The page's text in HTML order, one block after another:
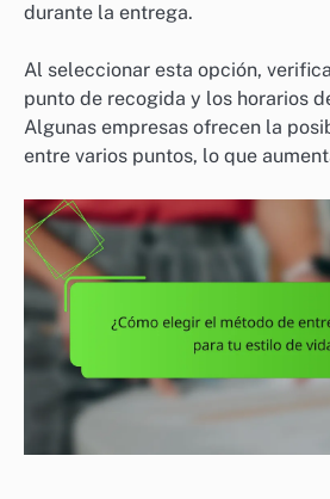
durante la entrega.
Al seleccionar esta opción,
punto de recogida y los horarios
Algunas empresas ofrecen la
entre varios puntos, lo que